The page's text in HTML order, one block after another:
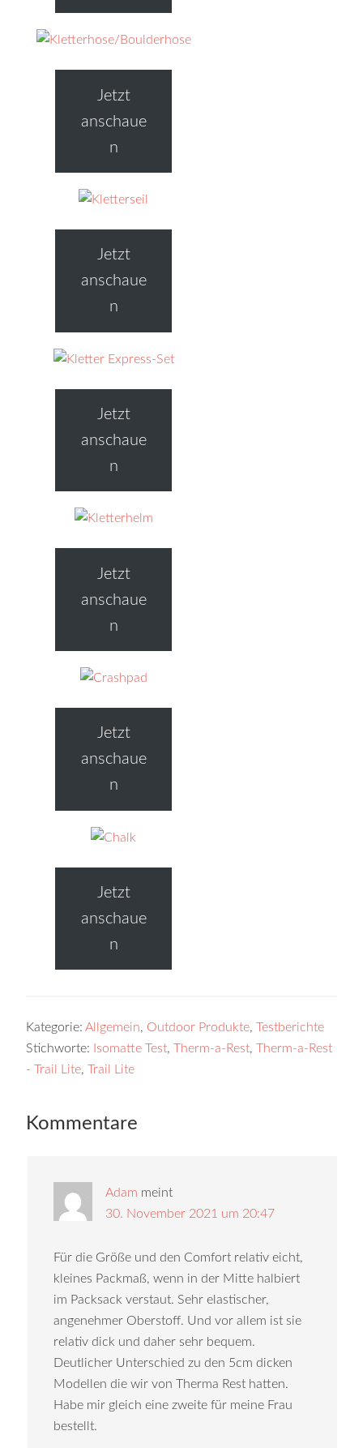
Jetzt
anschaue
n
Jetzt
anschaue
n
Jetzt
anschaue
n
Jetzt
anschaue
n
Jetzt
anschaue
n
Jetzt
anschaue
n
Kategorie:Allgemein, Outdoor Produkte,Testberichte
Stichworte:
Isomatte Test,Therm-a-Rest,Therm-a-Rest
- Trail Lite,Trail Lite
Kommentare
Adam meint
30. November 2021 um 20:47
Für die Größe und den Comfort relativ eicht,
kleines Packmaß, wenn in der Mitte halbiert
im Packsack verstaut. Sehr elastischer,
angenehmer Oberstoff. Und vor allem ist sie
relativ dick und daher sehr bequem.
Deutlicher Unterschied zu den 5cm dicken
Modellen die wir von Therma Rest hatten.
Habe mir gleich eine zweite für meine Frau
bestellt.